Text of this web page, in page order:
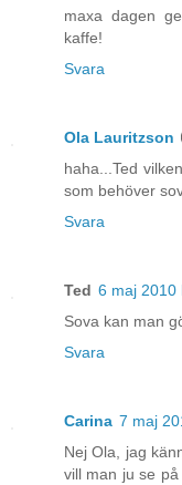
maxa dagen
kaffe!
Svara
Ola Lauritzson
haha...Ted
som behöver
Svara
Ted 6 maj 2010
Sova kan man
Svara
Carina 7 maj
Nej Ola, jag
vill man ju se